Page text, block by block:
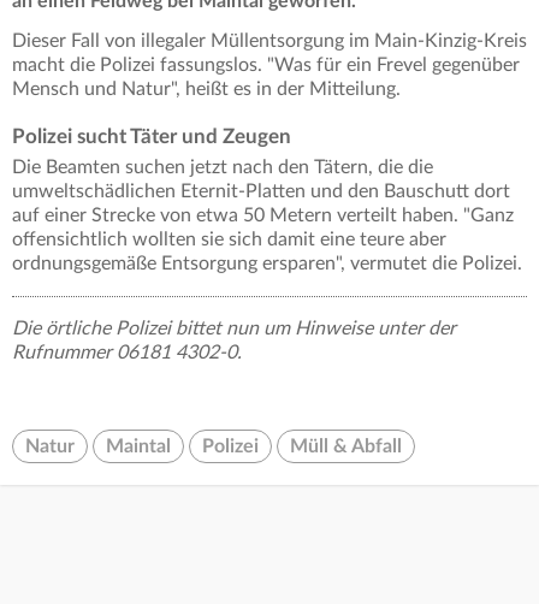
Dieser Fall von illegaler Müllentsorgung im Main-Kinzig-Kreis
macht die Polizei fassungslos. "Was für ein Frevel gegenüber
Mensch und Natur", heißt es in der Mitteilung.
Polizei sucht Täter und Zeugen
Die Beamten suchen jetzt nach den Tätern, die die
umweltschädlichen Eternit-Platten und den Bauschutt dort
auf einer Strecke von etwa 50 Metern verteilt haben. "Ganz
offensichtlich wollten sie sich damit eine teure aber
ordnungsgemäße Entsorgung ersparen", vermutet die Polizei.
Die örtliche Polizei bittet nun um Hinweise unter der
Rufnummer 06181 4302-0.
Natur Maintal Polizei Müll & Abfall